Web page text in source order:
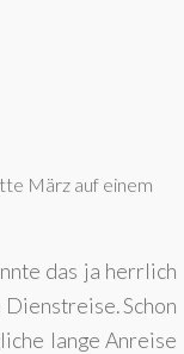
März auf einem
das ja herrlich
Dienstreise. Schon
lange Anreise